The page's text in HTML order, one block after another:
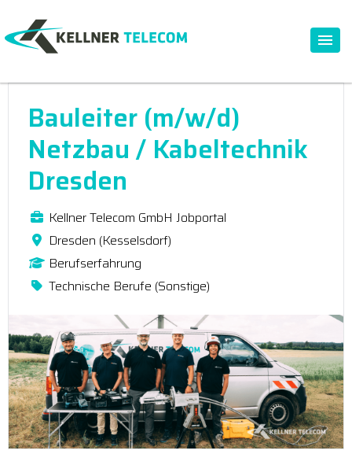
Bauleiter (m/w/d)
Netzbau / Kabeltechnik
Dresden
Kellner Telecom GmbH Jobportal
Dresden (Kesselsdorf)
Berufserfahrung
Technische Berufe (Sonstige)